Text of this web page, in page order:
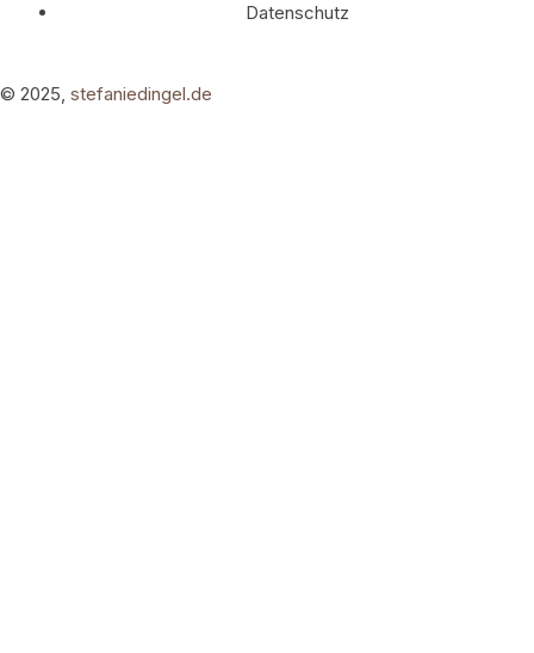
Datenschutz
© 2025, stefaniedingel.de